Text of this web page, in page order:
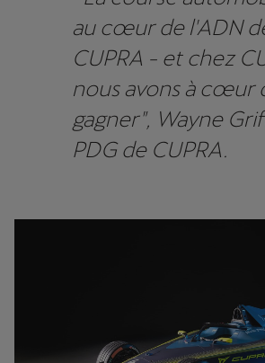
au cœur de l'ADN
CUPRA - et chez
nous avons à cœur
gagner", Wayne
PDG de CUPRA.